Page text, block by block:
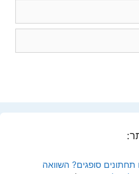
תחתונים סופגים? השוואה